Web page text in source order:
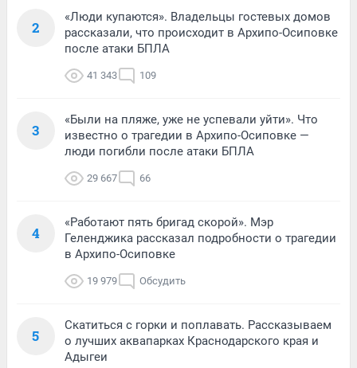
2
«Люди купаются». Владельцы гостевых домов
рассказали, что происходит в Архипо-Осиповке
после атаки БПЛА
41 343 109
3
«Были на пляже, уже не успевали уйти». Что
известно о трагедии в Архипо-Осиповке —
люди погибли после атаки БПЛА
29 667 66
4
«Работают пять бригад скорой». Мэр
Геленджика рассказал подробности о трагедии
в Архипо-Осиповке
19 979 Обсудить
5
Скатиться с горки и поплавать. Рассказываем
о лучших аквапарках Краснодарского края и
Адыгеи